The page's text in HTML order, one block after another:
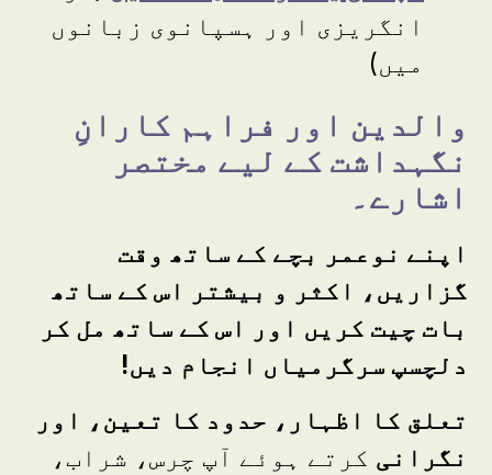
انگریزی اور ہسپانوی زبانوں
میں )
والدین اور فراہم کارانِ
نگہداشت کے لیے مختصر
اشارے۔
اپنے نوعمر بچے کے ساتھ وقت
گزاریں، اکثر و بیشتر اس کے ساتھ
بات چیت کریں اور اس کے ساتھ مل کر
دلچسپ سرگرمیاں انجام دیں!
تعلق کا اظہار، حدود کا تعین، اور
نگرانیکرتے ہوئے آپ چرس، شراب،